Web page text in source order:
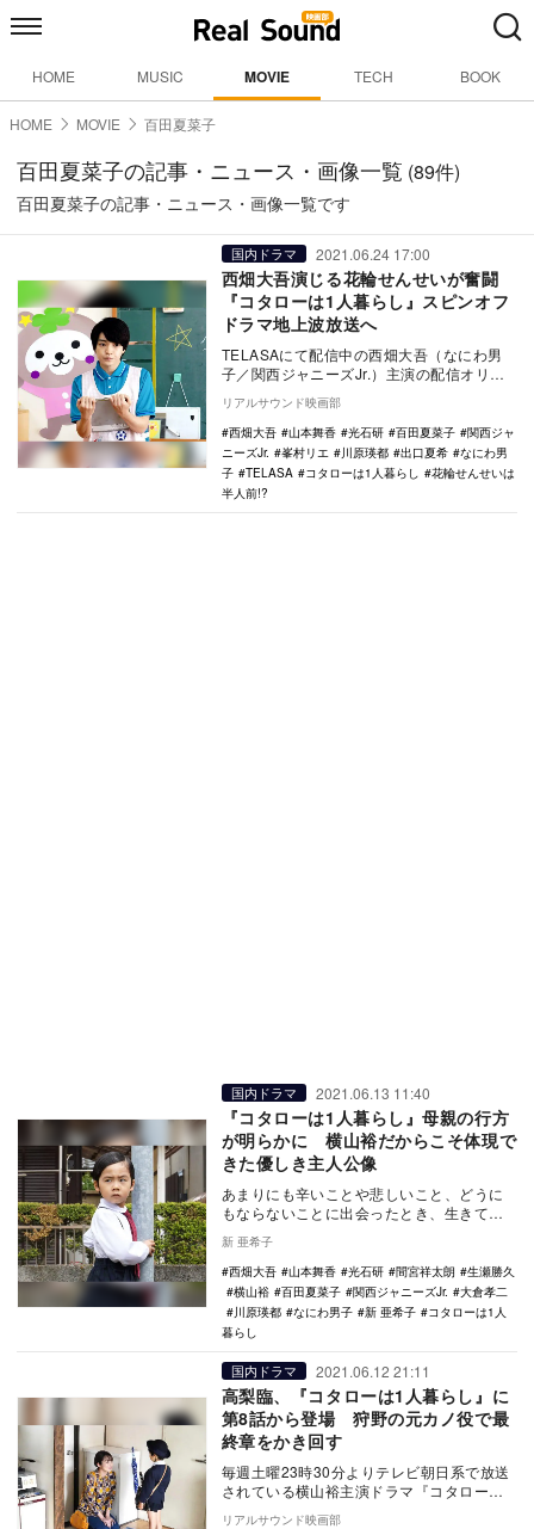
HOME MUSIC MOVIE TECH BOOK
HOME MOVIE 百田夏菜子
百田夏菜子の記事・ニュース・画像一覧 (89件)
百田夏菜子の記事・ニュース・画像一覧です
国内ドラマ 2021.06.24 17:00
西畑大吾演じる花輪せんせいが奮闘
『コタローは1人暮らし』スピンオフ
ドラマ地上波放送へ
TELASAにて配信中の西畑大吾（なにわ男
子／関西ジャニーズJr.）主演の配信オリジ
ナルドラマ『「コタローは1人暮らし」スピ
ンオ…
リアルサウンド映画部
西畑大吾
山本舞香 光石研 百田夏菜子
関西ジャ
ニーズJr.
峯村リエ 川原瑛都 出口夏希
なにわ男
子
TELASA コタローは1人暮らし
花輪せんせいは
半人前!?
国内ドラマ 2021.06.13 11:40
『コタローは1人暮らし』母親の行方
が明らかに 横山裕だからこそ体現で
きた優しき主人公像
あまりにも辛いことや悲しいこと、どうに
もならないことに出会ったとき、生きてい
く気力を失いそうなとき……「どうして生
まれてきたんだ…
新 亜希子
西畑大吾
山本舞香 光石研 間宮祥太朗
生瀬勝久
横山裕
百田夏菜子 関西ジャニーズJr.
大倉孝二
川原瑛都
なにわ男子 新 亜希子
コタローは1人
暮らし
国内ドラマ 2021.06.12 21:11
高梨臨、『コタローは1人暮らし』に
第8話から登場 狩野の元カノ役で最
終章をかき回す
毎週土曜23時30分よりテレビ朝日系で放送
されている横山裕主演ドラマ『コタローは1
人暮らし』。6月12日放送の第8話から高梨
リアルサウンド映画部